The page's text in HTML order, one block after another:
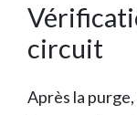
circuit
Après la